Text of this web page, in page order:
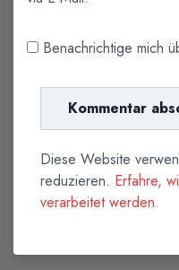
Benachrichtige mich
Diese Website
reduzieren. Erfahre,
verarbeitet werden.